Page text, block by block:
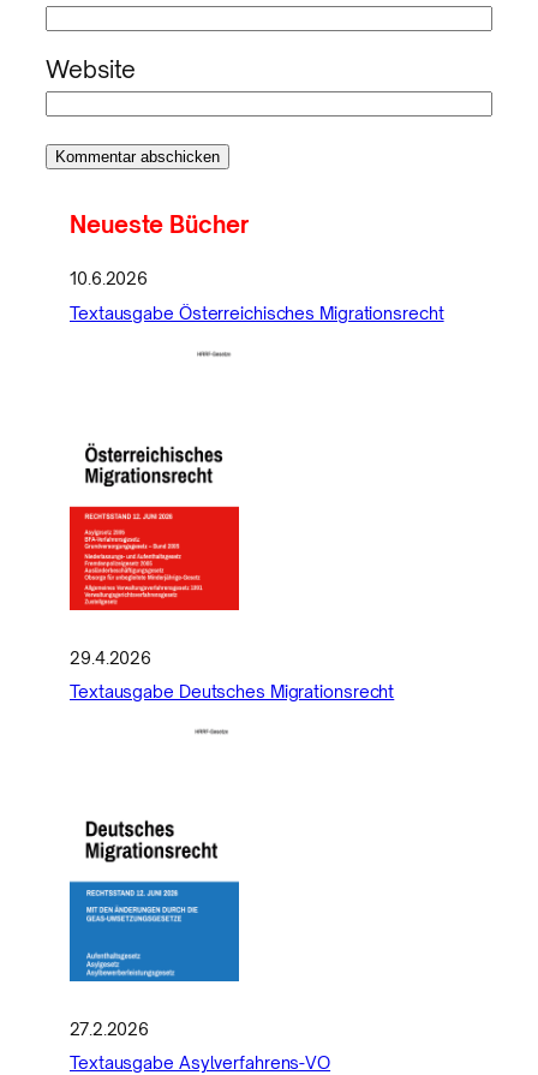
Website
Neueste Bücher
10.6.2026
Textausgabe Österreichisches Migrationsrecht
29.4.2026
Textausgabe Deutsches Migrationsrecht
27.2.2026
Textausgabe Asylverfahrens-VO